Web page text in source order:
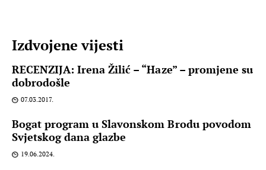
Izdvojene vijesti
RECENZIJA: Irena Žilić – “Haze” – promjene su
dobrodošle
07.03.2017.
Bogat program u Slavonskom Brodu povodom
Svjetskog dana glazbe
19.06.2024.